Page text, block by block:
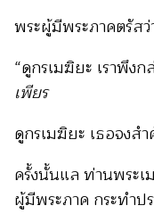
พระผู้มีพระภาคตรัสว่
“ดูกรเมฆิยะ เราพึงก
เพียร
ดูกรเมฆิยะ เธอจง
ครั้งนั้นแล ท่านพระ
ผู้มีพระภาค กระทำ